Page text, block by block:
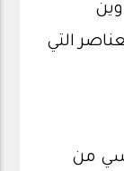
التي
من